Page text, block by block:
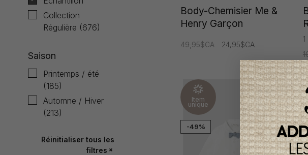
Collection
Régulière (676)
Saison
Printemps / été
(185)
Automne / Hiver
(213)
Réinitialiser tous les
filtres
Body-Chemisier Me &
Henry Garçon
49,95$CA 24,95$CA
Item
unique
-49%